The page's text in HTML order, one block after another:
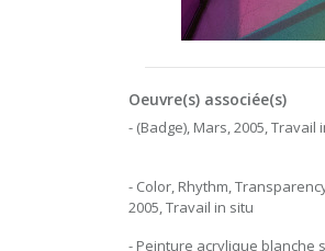
Oeuvre(s) associée(s)
- (Badge), Mars, 2005, Travail
- Color, Rhythm,
2005, Travail in situ
- Peinture acrylique blanche